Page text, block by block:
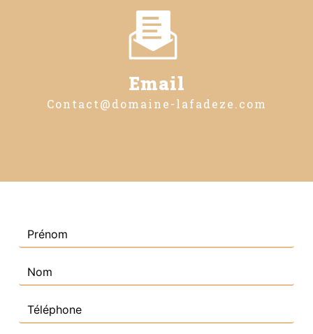
Email
contact@domaine-lafadeze.com